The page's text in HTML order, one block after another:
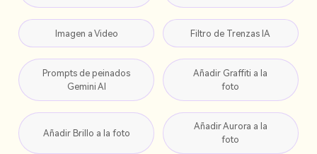
Imagen a Video Filtro de Trenzas IA
Prompts de peinados
Gemini AI
Añadir Graffiti a la
foto
Añadir Brillo a la foto
Añadir Aurora a la
foto